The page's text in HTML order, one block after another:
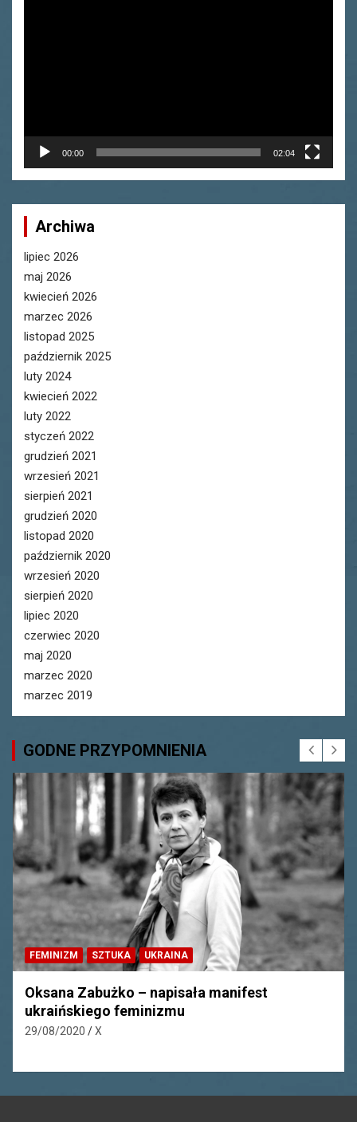
00:00 02:04
Archiwa
lipiec 2026
maj 2026
kwiecień 2026
marzec 2026
listopad 2025
październik 2025
luty 2024
kwiecień 2022
luty 2022
styczeń 2022
grudzień 2021
wrzesień 2021
sierpień 2021
grudzień 2020
listopad 2020
październik 2020
wrzesień 2020
sierpień 2020
lipiec 2020
czerwiec 2020
maj 2020
marzec 2020
marzec 2019
GODNE PRZYPOMNIENIA
FEMINIZM SZTUKA UKRAINA
Oksana Zabużko – napisała manifest
ukraińskiego feminizmu
29/08/2020 X